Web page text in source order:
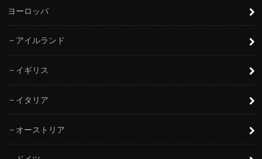
ヨーロッパ
アイルランド
イギリス
イタリア
オーストリア